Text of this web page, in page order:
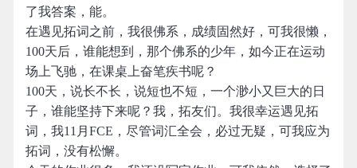
了我答案，能。
在遇见拓词之前，我很佛系，成绩固然好，可我很懒，
100天后，谁能想到，那个佛系的少年，如今正在运动
场上飞驰，在课桌上奋笔疾书呢？
100天，说长不长，说短也不短，一个渺小又巨大的日
子，谁能坚持下来呢？我，拓友们。我很幸运遇见拓
词，我11月FCE，尽管词汇全会，必过无疑，可我应为
拓词，没有松懈。